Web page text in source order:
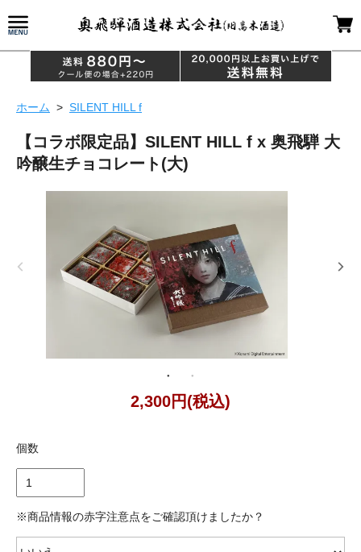
ホーム > SILENT HILL f
【コラボ限定品】SILENT HILL f x 奥飛騨 大
吟醸生チョコレート(大)
2,300円(税込)
個数
※商品情報の赤字注意点をご確認頂けましたか？